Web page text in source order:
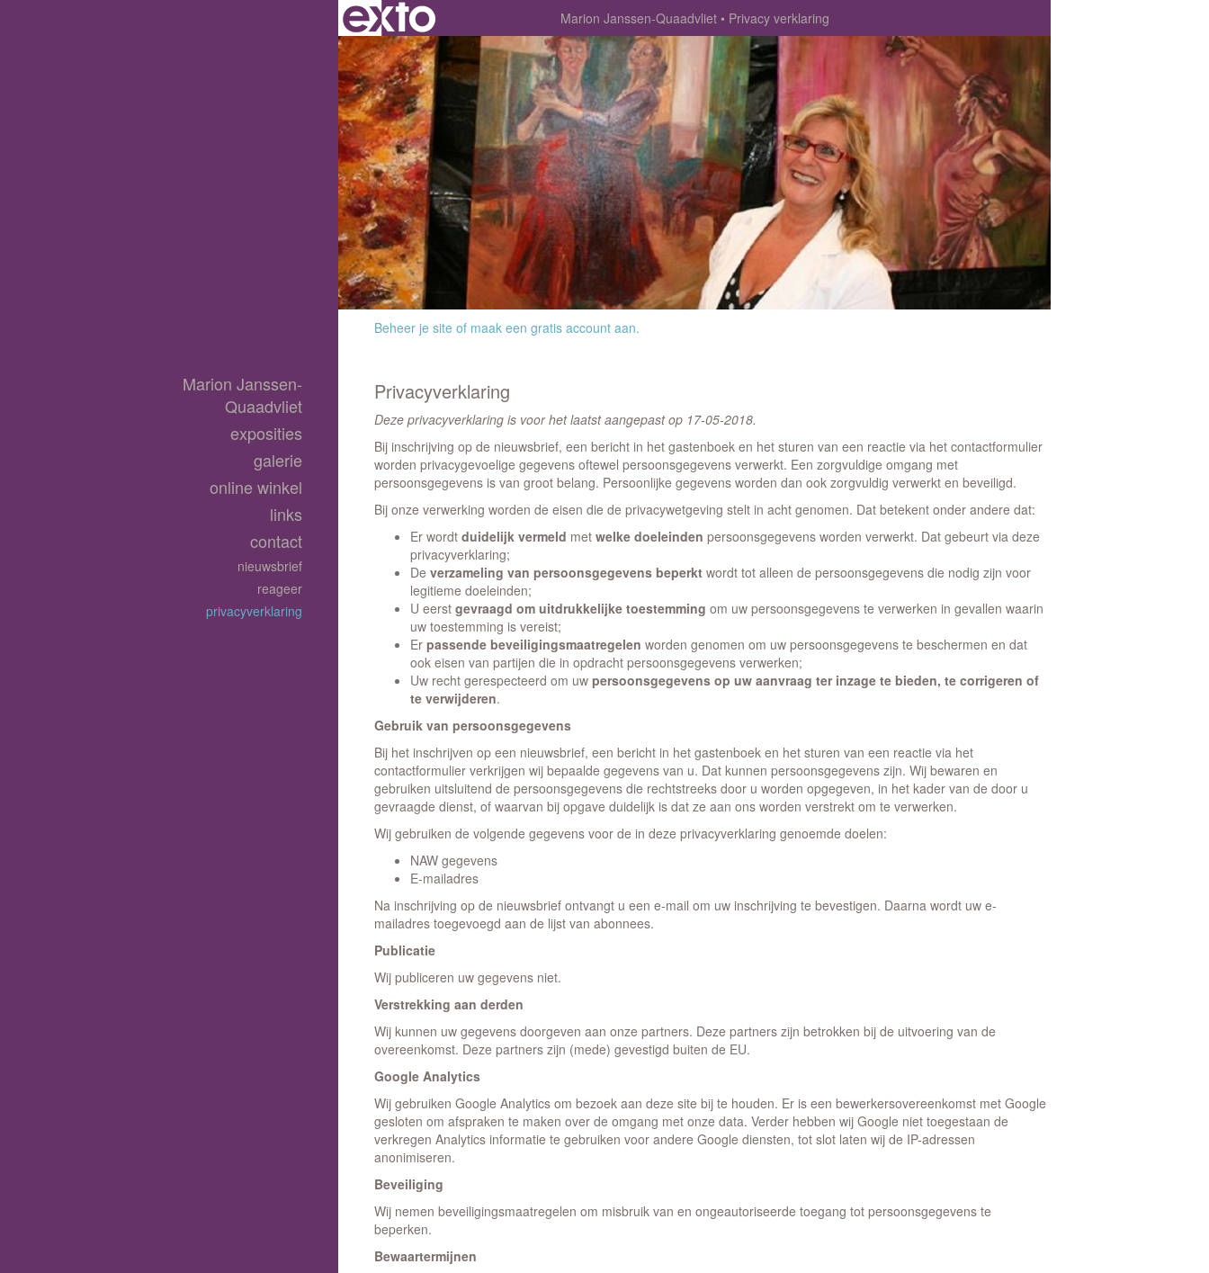
Marion Janssen-Quaadvliet Privacy verklaring
Beheer je site of maak een gratis account aan.
Privacyverklaring
Deze privacyverklaring is voor het laatst aangepast op 17-05-2018.
Bij inschrijving op de nieuwsbrief, een bericht in het gastenboek en het sturen van een reactie via het contactformulier
worden privacygevoelige gegevens oftewel persoonsgegevens verwerkt. Een zorgvuldige omgang met
persoonsgegevens is van groot belang. Persoonlijke gegevens worden dan ook zorgvuldig verwerkt en beveiligd.
Bij onze verwerking worden de eisen die de privacywetgeving stelt in acht genomen. Dat betekent onder andere dat:
Er wordt duidelijk vermeld met welke doeleinden persoonsgegevens worden verwerkt. Dat gebeurt via deze
privacyverklaring;
De verzameling van persoonsgegevens beperkt wordt tot alleen de persoonsgegevens die nodig zijn voor
legitieme doeleinden;
U eerst gevraagd om uitdrukkelijke toestemming om uw persoonsgegevens te verwerken in gevallen waarin
uw toestemming is vereist;
Er passende beveiligingsmaatregelen worden genomen om uw persoonsgegevens te beschermen en dat
ook eisen van partijen die in opdracht persoonsgegevens verwerken;
Uw recht gerespecteerd om uw persoonsgegevens op uw aanvraag ter inzage te bieden, te corrigeren of
te verwijderen.
Gebruik van persoonsgegevens
Bij het inschrijven op een nieuwsbrief, een bericht in het gastenboek en het sturen van een reactie via het
contactformulier verkrijgen wij bepaalde gegevens van u. Dat kunnen persoonsgegevens zijn. Wij bewaren en
gebruiken uitsluitend de persoonsgegevens die rechtstreeks door u worden opgegeven, in het kader van de door u
gevraagde dienst, of waarvan bij opgave duidelijk is dat ze aan ons worden verstrekt om te verwerken.
Wij gebruiken de volgende gegevens voor de in deze privacyverklaring genoemde doelen:
NAW gegevens
E-mailadres
Na inschrijving op de nieuwsbrief ontvangt u een e-mail om uw inschrijving te bevestigen. Daarna wordt uw e-
mailadres toegevoegd aan de lijst van abonnees.
Publicatie
Wij publiceren uw gegevens niet.
Verstrekking aan derden
Wij kunnen uw gegevens doorgeven aan onze partners. Deze partners zijn betrokken bij de uitvoering van de
overeenkomst. Deze partners zijn (mede) gevestigd buiten de EU.
Google Analytics
Wij gebruiken Google Analytics om bezoek aan deze site bij te houden. Er is een bewerkersovereenkomst met Google
gesloten om afspraken te maken over de omgang met onze data. Verder hebben wij Google niet toegestaan de
verkregen Analytics informatie te gebruiken voor andere Google diensten, tot slot laten wij de IP-adressen
anonimiseren.
Beveiliging
Wij nemen beveiligingsmaatregelen om misbruik van en ongeautoriseerde toegang tot persoonsgegevens te
beperken.
Bewaartermijnen
Marion Janssen-
Quaadvliet
exposities
galerie
online winkel
links
contact
nieuwsbrief
reageer
privacyverklaring